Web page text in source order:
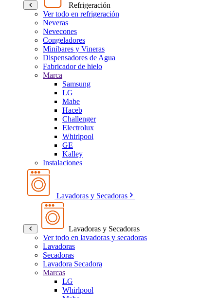
Refrigeración
Ver todo en refrigeración
Neveras
Nevecones
Congeladores
Minibares y Vineras
Dispensadores de Agua
Fabricador de hielo
Marca
Samsung
LG
Mabe
Haceb
Challenger
Electrolux
Whirlpool
GE
Kalley
Instalaciones
Lavadoras y Secadoras
Lavadoras y Secadoras
Ver todo en lavadoras y secadoras
Lavadoras
Secadoras
Lavadora Secadora
Marcas
LG
Whirlpool